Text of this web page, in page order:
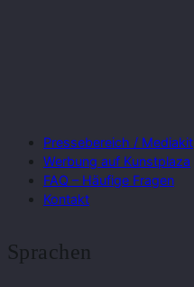
Pressebereich / Mediakit
Werbung auf Kunstplaza
FAQ – Häufige Fragen
Kontakt
Sprachen